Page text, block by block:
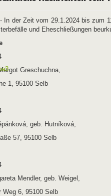
In der Zeit vom 29.1.2024 bis zum
und Eheschließungen
Greschuchna,
1, 95100 Selb
geb. Hutníková,
57, 95100 Selb
Mendler, geb. Weigel,
Weg 6, 95100 Selb